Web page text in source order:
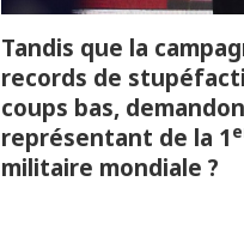
Tandis que la
records de
coups bas,
représentant de la 1
militaire mondiale ?